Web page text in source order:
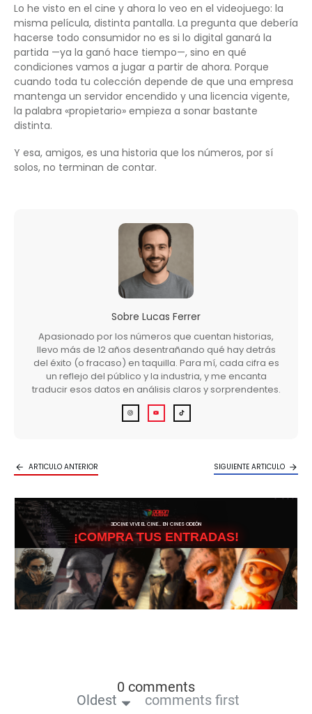
Lo he visto en el cine y ahora lo veo en el videojuego: la
misma película, distinta pantalla. La pregunta que debería
hacerse todo consumidor no es si lo digital ganará la
partida —ya la ganó hace tiempo—, sino en qué
condiciones vamos a jugar a partir de ahora. Porque
cuando toda tu colección depende de que una empresa
mantenga un servidor encendido y una licencia vigente,
la palabra «propietario» empieza a sonar bastante
distinta.
Y esa, amigos, es una historia que los números, por sí
solos, no terminan de contar.
Sobre Lucas Ferrer
Apasionado por los números que cuentan historias,
llevo más de 12 años desentrañando qué hay detrás
del éxito (o fracaso) en taquilla. Para mí, cada cifra es
un reflejo del público y la industria, y me encanta
traducir esos datos en análisis claros y sorprendentes.
ARTICULO ANTERIOR SIGUIENTE ARTICULO
3DCINE VIVE EL CINE… EN CINES ODEÓN
¡COMPRA TUS ENTRADAS!
0 comments
Oldest comments first